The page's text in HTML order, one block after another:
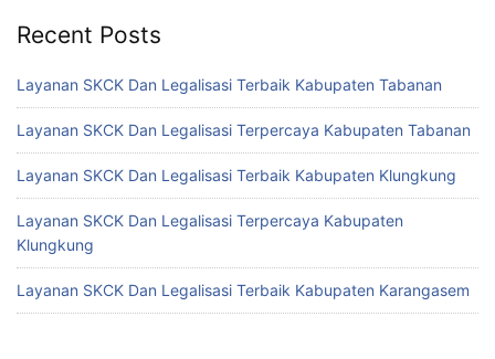
Recent Posts
Layanan SKCK Dan Legalisasi Terbaik Kabupaten Tabanan
Layanan SKCK Dan Legalisasi Terpercaya Kabupaten Tabanan
Layanan SKCK Dan Legalisasi Terbaik Kabupaten Klungkung
Layanan SKCK Dan Legalisasi Terpercaya Kabupaten
Klungkung
Layanan SKCK Dan Legalisasi Terbaik Kabupaten Karangasem